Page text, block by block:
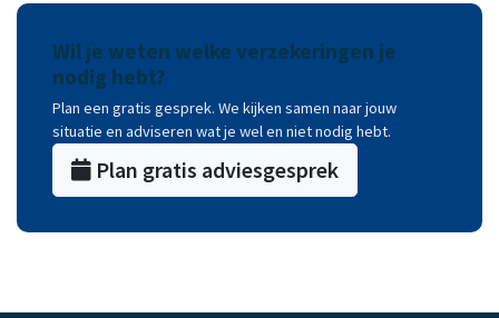
Wil je weten welke verzekeringen je
nodig hebt?
Plan een gratis gesprek. We kijken samen naar jouw
situatie en adviseren wat je wel en niet nodig hebt.
Plan gratis adviesgesprek